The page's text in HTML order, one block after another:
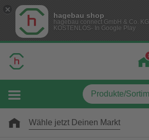
hagebau shop
hagebau connect GmbH & Co. KG
KOSTENLOS- In Google Play
Wähle jetzt Deinen Markt